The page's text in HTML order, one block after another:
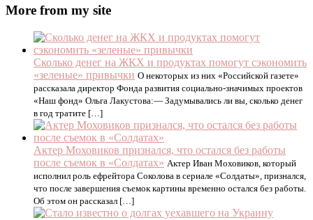
More from my site
Сколько денег на ЖКХ и продуктах помогут сэкономить
«зеленые» привычки О некоторых из них «Российской газете»
рассказала директор Фонда развития социально-значимых проектов
«Наш фонд» Ольга Лакустова:— Задумывались ли вы, сколько денег
в год тратите […]
Актер Моховиков признался, что остался без работы
после съемок в «Солдатах» Актер Иван Моховиков, который
исполнил роль ефрейтора Соколова в сериале «Солдаты», признался,
что после завершения съемок картины временно остался без работы.
Об этом он рассказал […]